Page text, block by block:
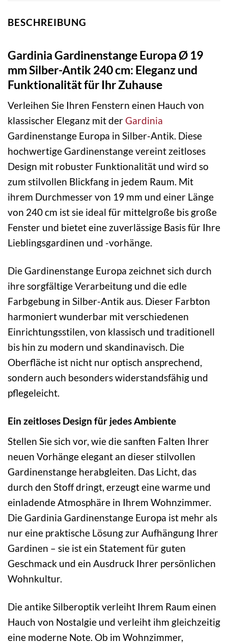
BESCHREIBUNG
Gardinia Gardinenstange Europa Ø 19
mm Silber-Antik 240 cm: Eleganz und
Funktionalität für Ihr Zuhause
Verleihen Sie Ihren Fenstern einen Hauch von
klassischer Eleganz mit derGardinia
Gardinenstange Europa in Silber-Antik. Diese
hochwertige Gardinenstange vereint zeitloses
Design mit robuster Funktionalität und wird so
zum stilvollen Blickfang in jedem Raum. Mit
ihrem Durchmesser von 19 mm und einer Länge
von 240 cm ist sie ideal für mittelgroße bis große
Fenster und bietet eine zuverlässige Basis für Ihre
Lieblingsgardinen und -vorhänge.
Die Gardinenstange Europa zeichnet sich durch
ihre sorgfältige Verarbeitung und die edle
Farbgebung in Silber-Antik aus. Dieser Farbton
harmoniert wunderbar mit verschiedenen
Einrichtungsstilen, von klassisch und traditionell
bis hin zu modern und skandinavisch. Die
Oberfläche ist nicht nur optisch ansprechend,
sondern auch besonders widerstandsfähig und
pflegeleicht.
Ein zeitloses Design für jedes Ambiente
Stellen Sie sich vor, wie die sanften Falten Ihrer
neuen Vorhänge elegant an dieser stilvollen
Gardinenstange herabgleiten. Das Licht, das
durch den Stoff dringt, erzeugt eine warme und
einladende Atmosphäre in Ihrem Wohnzimmer.
Die Gardinia Gardinenstange Europa ist mehr als
nur eine praktische Lösung zur Aufhängung Ihrer
Gardinen – sie ist ein Statement für guten
Geschmack und ein Ausdruck Ihrer persönlichen
Wohnkultur.
Die antike Silberoptik verleiht Ihrem Raum einen
Hauch von Nostalgie und verleiht ihm gleichzeitig
eine moderne Note. Ob im Wohnzimmer,